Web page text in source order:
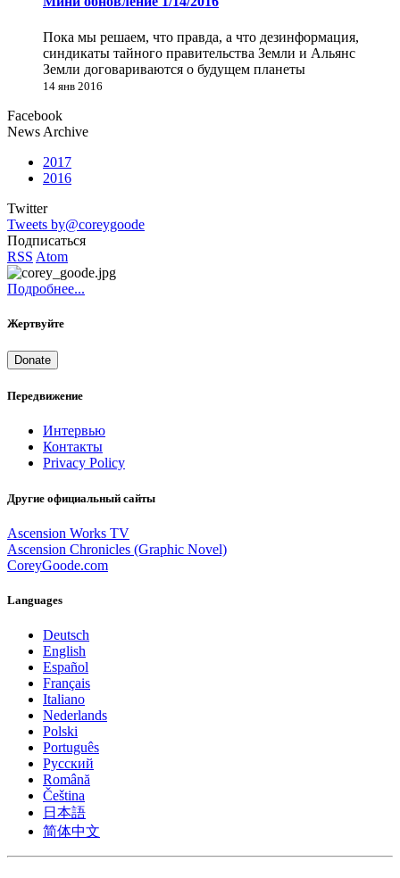
Пока мы решаем, что правда, а что дезинформация,
синдикаты тайного правительства Земли и Альянс
Земли договариваются о будущем планеты
14 янв 2016
Facebook
News Archive
2017
2016
Twitter
Tweets by@coreygoode
Подписаться
RSS Atom
Подробнее...
Жертвуйте
Donate
Передвижение
Интервью
Контакты
Privacy Policy
Другие официальный сайты
Ascension Works TV
Ascension Chronicles (Graphic Novel)
CoreyGoode.com
Languages
Deutsch
English
Español
Français
Italiano
Nederlands
Polski
Português
Pусский
Română
Čeština
日本語
简体中文